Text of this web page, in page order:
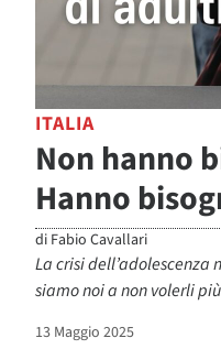
ITALIA
Non hanno
Hanno
di Fabio Cavallari
La crisi dell’adolescenza
siamo noi a non volerli
13 Maggio 2025